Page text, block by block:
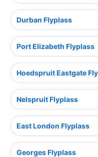
Durban Flyplass
Port Elizabeth Flyplass
Hoedspruit Eastgate
Nelspruit Flyplass
East London Flyplass
Georges Flyplass